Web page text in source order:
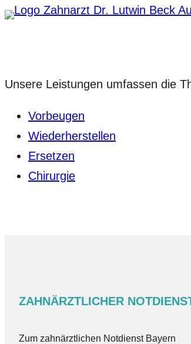
Zum
Unsere Leistungen umfassen die
Vorbeugen
Wiederherstellen
Ersetzen
Chirurgie
ZAHNÄRZTLICHER
Zum zahnärztlichen Notdienst Bayern